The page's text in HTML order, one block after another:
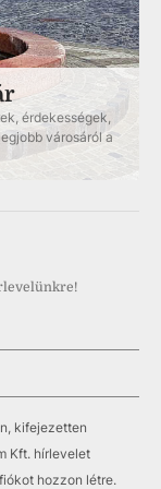
érdekességek,
városáról a
kifejezetten
Kft. hírlevelet
hozzon létre.